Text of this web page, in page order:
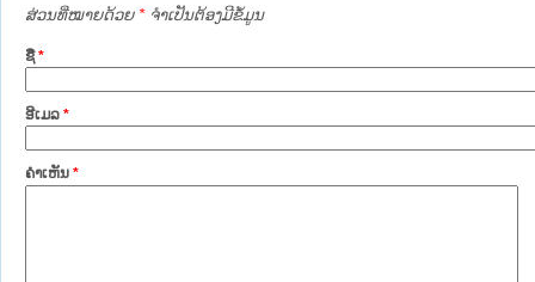
ສ່ວນທີ່ໝາຍດ້ວຍ *ຈໍາເປັນຕ້ອງມີຂໍ້ມູນ
ຊື່*
ອີເມລ *
ຄໍາເຫັນ *